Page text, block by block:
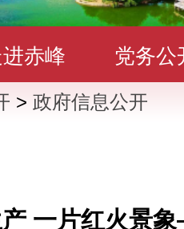
赤峰 党务公
互动 数据发
> 政府信息公开
产 一片红火景